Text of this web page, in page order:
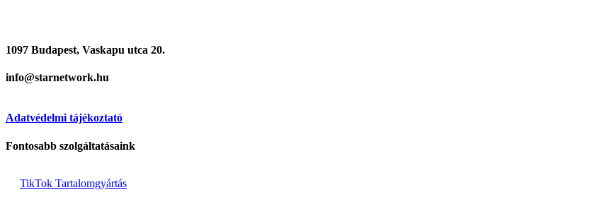
1097 Budapest, Vaskapu utca 20.
info@starnetwork.hu
Adatvédelmi tájékoztató
Fontosabb szolgáltatásaink
TikTok Tartalomgyártás